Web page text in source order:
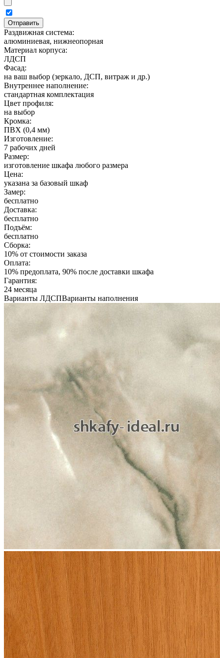
Раздвижная система:
алюминиевая, нижнеопорная
Материал корпуса:
ЛДСП
Фасад:
на ваш выбор (зеркало, ДСП, витраж и др.)
Внутреннее наполнение:
стандартная комплектация
Цвет профиля:
на выбор
Кромка:
ПВХ (0,4 мм)
Изготовление:
7 рабочих дней
Размер:
изготовление шкафа любого размера
Цена:
указана за базовый шкаф
Замер:
бесплатно
Доставка:
бесплатно
Подъём:
бесплатно
Сборка:
10% от стоимости заказа
Оплата:
10% предоплата, 90% после доставки шкафа
Гарантия:
24 месяца
Варианты ЛДСПВарианты наполнения